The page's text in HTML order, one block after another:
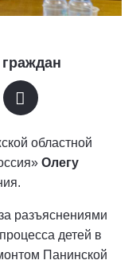
областной
Олегу
разъяснениями
детей в
Панинской